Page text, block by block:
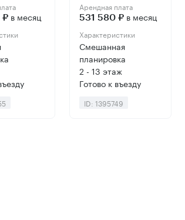
₽ в месяц
Арендная плата
531 580 ₽в месяц
Характеристики
Смешанная
планировка
2 - 13 этаж
Готово к въезду
ID: 1395749